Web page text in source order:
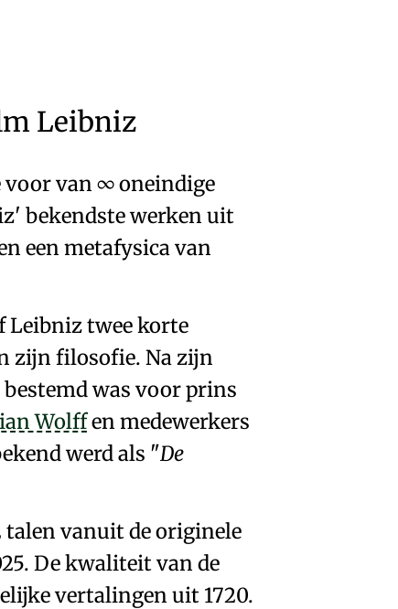
Leibniz
van ∞ oneindige
bekendste werken uit
een metafysicavan
Leibniz twee korte
zijn filosofie. Na zijn
bestemd was voor prins
Wolffen medewerkers
werd als
De
talen vanuit de originele
De kwaliteit van de
vertalingen uit 1720.